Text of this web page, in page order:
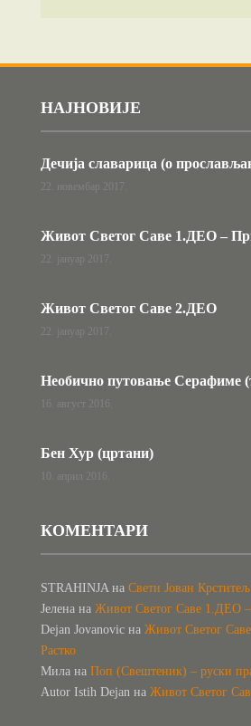
НАЈНОВИЈЕ
Дечија славарица (о
22. новембар 2017.
Живот Светог Саве 1.ДЕО –
22. јануар 2017.
Живот Светог Саве 2.ДЕО
22. јануар 2017.
Необично путовање Серафиме
16. август 2016.
Бен Хур (цртани)
10. април 2016.
КОМЕНТАРИ
STRAHINJAна Свети Јован Крститељ
Јеленана Живот Светог Саве 1.ДЕО
Dejan Jovanovicна Живот Светог
Растко
Милана Поп (Свештеник) – руски
Autor Istih Dejanна Живот Светог